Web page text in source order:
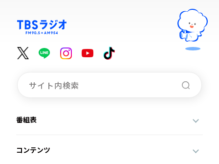
番組表
コンテンツ